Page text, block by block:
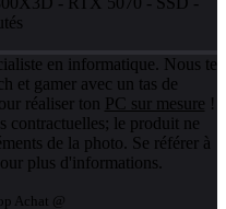
en informatique. Nous te
et gamer avec un tas de
réaliser ton PC sur mesure !
contractuelles; le produit ne
de la photo. Se référer à
plus d'informations.
Achat @